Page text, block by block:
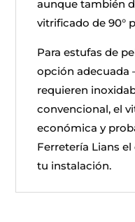
aunque también
vitrificado de 90°
Para estufas de
opción adecuada
requieren
convencional, el
económica y
Ferretería Lians
tu instalación.